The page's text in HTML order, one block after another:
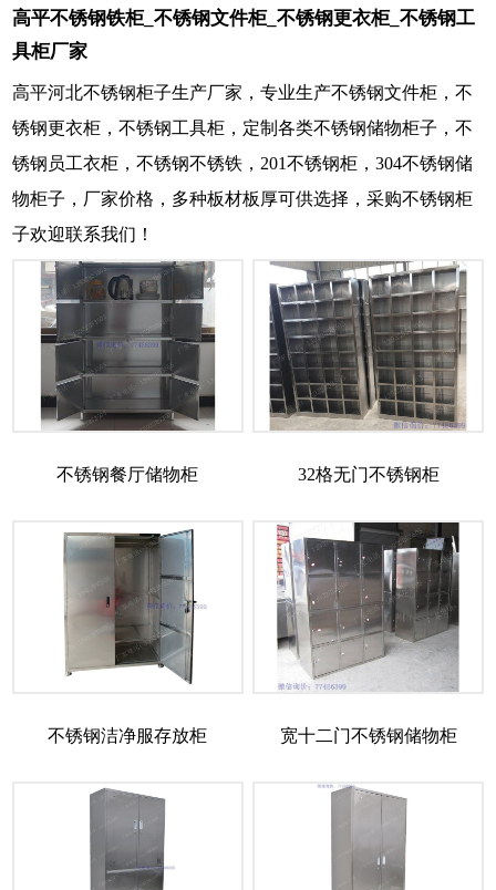
高平不锈钢铁柜_不锈钢文件柜_不锈钢更衣柜_不锈钢工
具柜厂家
高平河北不锈钢柜子生产厂家，专业生产不锈钢文件柜，不
锈钢更衣柜，不锈钢工具柜，定制各类不锈钢储物柜子，不
锈钢员工衣柜，不锈钢不锈铁，201不锈钢柜，304不锈钢储
物柜子，厂家价格，多种板材板厚可供选择，采购不锈钢柜
子欢迎联系我们！
不锈钢餐厅储物柜 32格无门不锈钢柜
不锈钢洁净服存放柜 宽十二门不锈钢储物柜